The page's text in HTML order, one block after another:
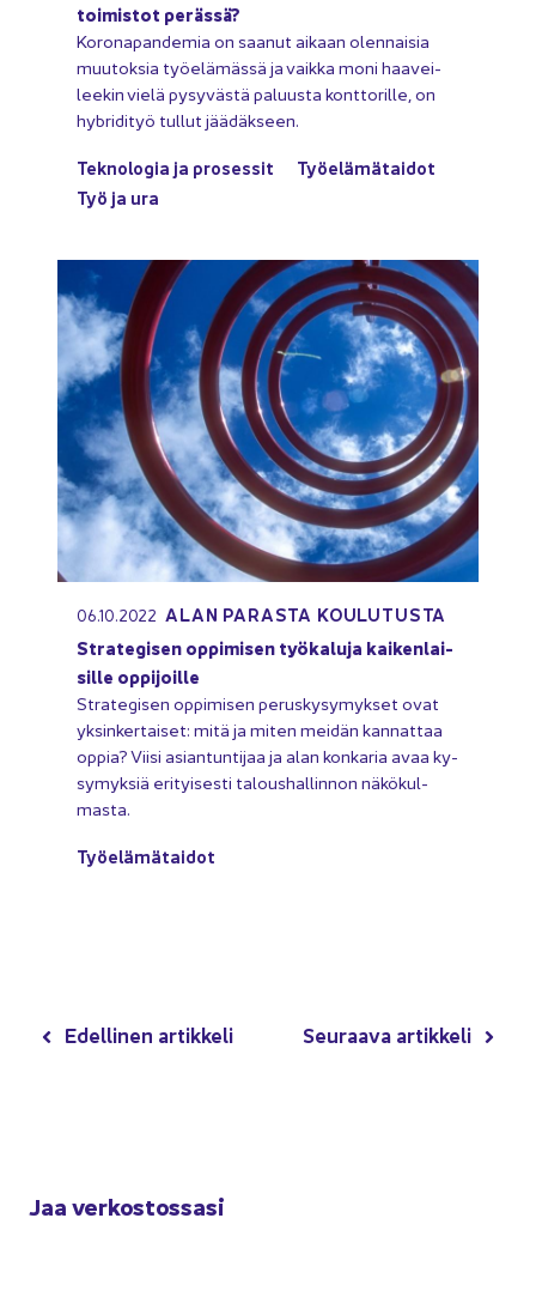
Jaa ver­kos­tos­sa­si
toi­mis­tot pe­räs­sä?
Ko­ro­na­pan­de­mia on saa­nut ai­kaan olen­nai­sia
muu­tok­sia työ­elä­mäs­sä ja vaik­ka moni haa­vei­
lee­kin vielä py­sy­väs­tä pa­luus­ta kont­to­ril­le, on
hy­bri­di­työ tul­lut jää­däk­seen.
Tek­no­lo­gia ja pro­ses­sit
Työ­elä­mä­tai­dot
Työ ja ura
06.10.2022 ALAN PA­RAS­TA KOU­LU­TUS­TA
Stra­te­gi­sen op­pi­mi­sen työ­ka­lu­ja kai­ken­lai­
sil­le op­pi­joil­le
Stra­te­gi­sen op­pi­mi­sen pe­rus­ky­sy­myk­set ovat
yk­sin­ker­tai­set: mitä ja miten mei­dän kan­nat­taa
oppia? Viisi asian­tun­ti­jaa ja alan kon­ka­ria avaa ky­
sy­myk­siä eri­tyi­ses­ti ta­lous­hal­lin­non nä­kö­kul­
mas­ta.
Työ­elä­mä­tai­dot
Edel­li­nen ar­tik­ke­li Seu­raa­va ar­tik­ke­li